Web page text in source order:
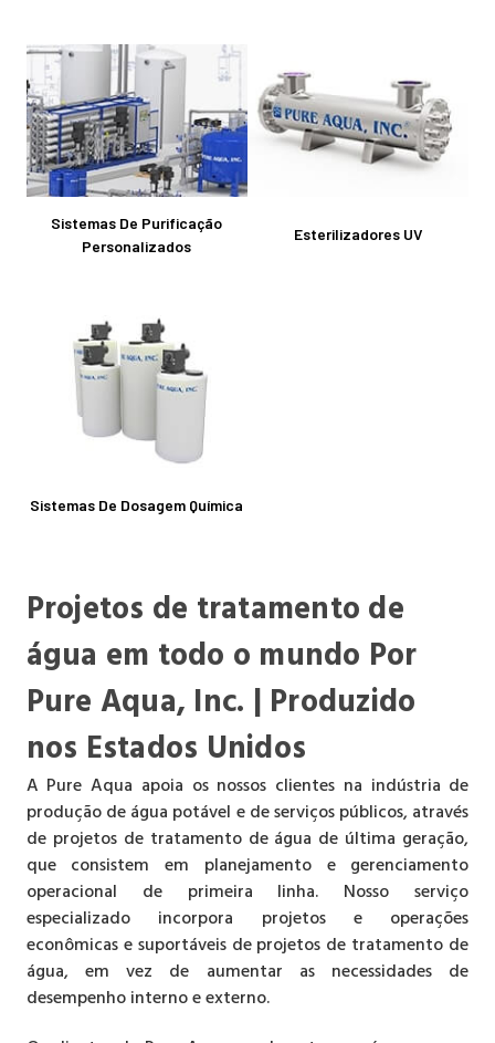
Sistemas De Purificação
Personalizados
Esterilizadores UV
Sistemas De Dosagem Química
Projetos de tratamento de
água em todo o mundo Por
Pure Aqua, Inc. | Produzido
nos Estados Unidos
A Pure Aqua apoia os nossos clientes na indústria de
produção de água potável e de serviços públicos, através
de projetos de tratamento de água de última geração,
que consistem em planejamento e gerenciamento
operacional de primeira linha. Nosso serviço
especializado incorpora projetos e operações
econômicas e suportáveis ​​de projetos de tratamento de
água, em vez de aumentar as necessidades de
desempenho interno e externo.